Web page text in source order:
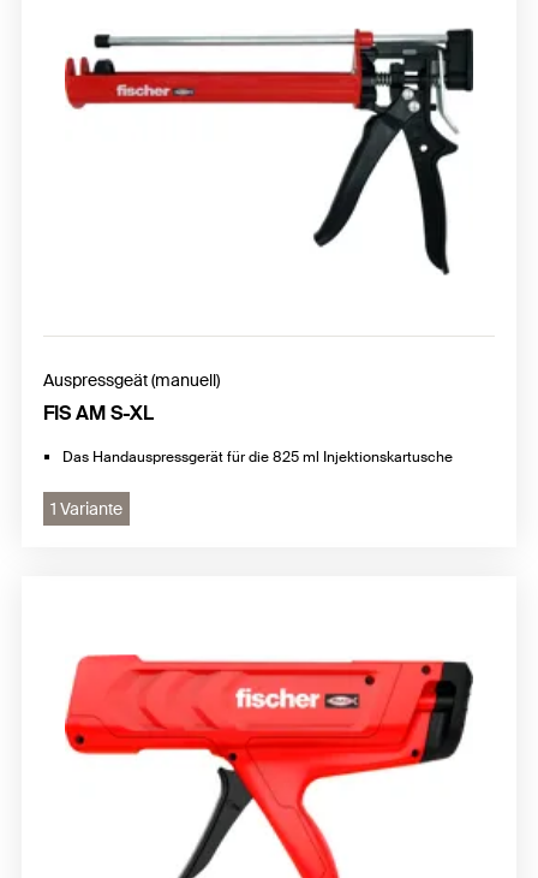
Auspressgeät (manuell)
FIS AM S-XL
Das Handauspressgerät für die 825 ml Injektionskartusche
1 Variante